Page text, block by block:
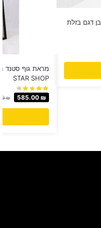
דגם בזלת
STAR SHOP
₪ 585.00 ₪